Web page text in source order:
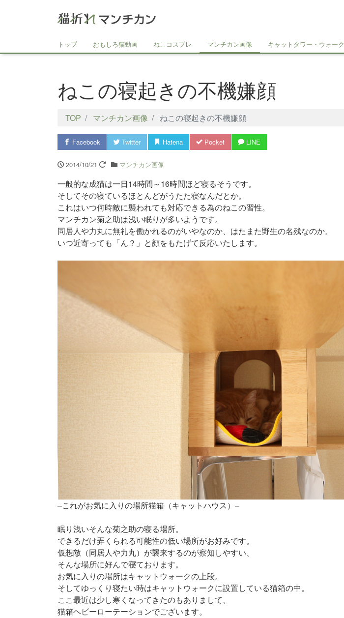
トップ おもしろ猫動画 ねこコスプレ マンチカン画像 キャットタワー・ウォーク
ねこの寝起きの不機嫌顔
TOP マンチカン画像 ねこの寝起きの不機嫌顔
Facebook Twitter Hatena Pocket LINE
2014/10/21 マンチカン画像
一般的な成猫は一日14時間～16時間ほど寝るそうです。
そしてその寝ているほとんどがうたた寝なんだとか。
これはいつ何時敵に襲われても対応できる為のねこの習性。
マンチカン菊之助は浅い眠りが多いようです。
同居人や力丸に無礼を働かれるのがいやなのか、はたまた野生の名残なのか。
いつ近寄っても「ん？」と顔をもたげて反応いたします。
–これがお気に入りの場所猫箱（キャットハウス）–
眠り浅いそんな菊之助の寝る場所。
できるだけ弄くられる可能性の低い場所がお好みです。
仮想敵（同居人や力丸）が襲来するのが察知しやすい、
そんな場所に好んで寝ております。
お気に入りの場所はキャットウォークの上段。
そしてゆっくり寝たい時はキャットウォークに設置している猫箱の中。
ここ最近は少し寒くなってきたのもありまして、
猫箱ヘビーローテーションでございます。